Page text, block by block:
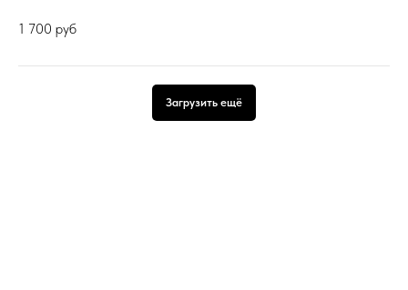
1 700 руб
Загрузить ещё